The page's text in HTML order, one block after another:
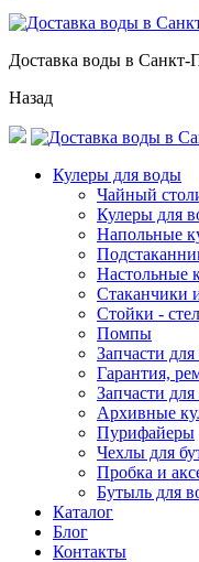
Доставка воды в Санкт-
Назад
Кулеры для воды
Чайный
Кулеры для
Напольные
Настольные
Стаканчики
Стойки -
Помпы
Запчасти
Гарантия,
Запчасти для
Архивные
Пурифайеры
Чехлы для
Пробка и
Бутыль для
Каталог
Блог
Контакты